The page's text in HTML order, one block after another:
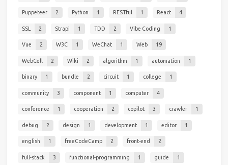
Puppeteer 2 Python 1 RESTful 1 React 4
SSL 2 Strapi 1 TDD 2 Vibe Coding 1
Vue 2 W3C 1 WeChat 1 Web 19
WebCell 2 Wiki 2 algorithm 1 automation 1
binary 1 bundle 2 circuit 1 college 1
community 3 component 1 computer 4
conference 1 cooperation 2 copilot 3 crawler 1
debug 2 design 1 development 1 editor 1
english 1 freeCodeCamp 2 front-end 2
full-stack 3 functional-programming 1 guide 1